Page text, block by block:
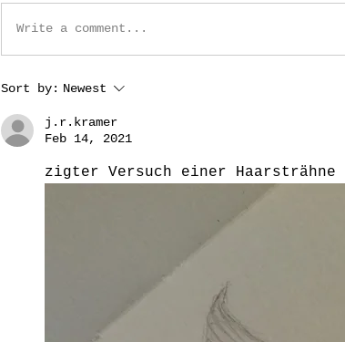
Write a comment...
Sort by: Newest
j.r.kramer
Feb 14, 2021
zigter Versuch einer Haarsträhne